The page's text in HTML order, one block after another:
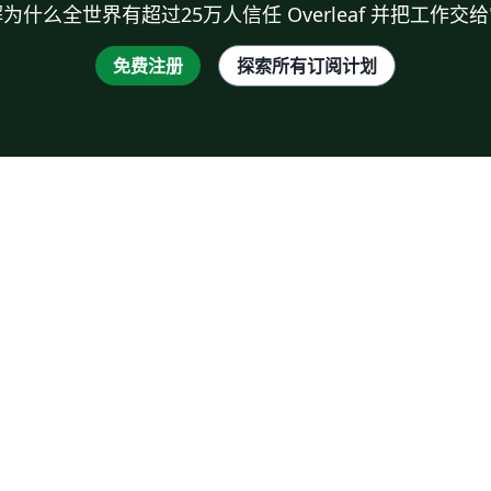
什么全世界有超过25万人信任 Overleaf 并把工作交
免费注册 探索所有订阅计划